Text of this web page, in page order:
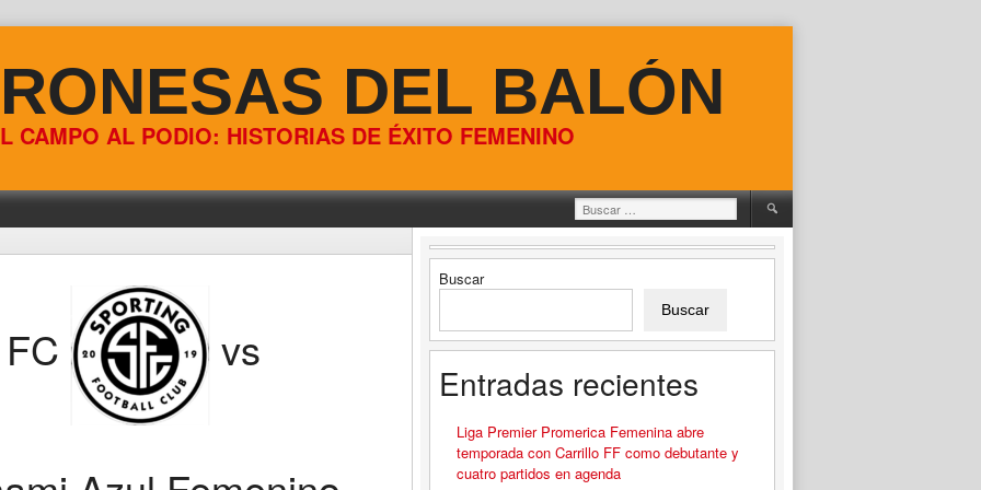
DEL BALÓN
CAMPO AL PODIO: HISTORIAS DE ÉXITO FEMENINO
Buscar:
vs
Buscar
Buscar
Entradas recientes
Liga Premier Promerica Femenina abre
temporada con Carrillo FF como debutante y
cuatro partidos en agenda